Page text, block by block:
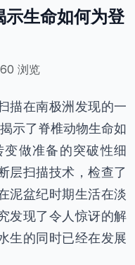
生命如何为登
浏览
描在南极洲发现的一
示了脊椎动物生命如
做准备的突破性细
层扫描技术，检查了
泥盆纪时期生活在淡
发现了令人惊讶的解
生的同时已经在发展